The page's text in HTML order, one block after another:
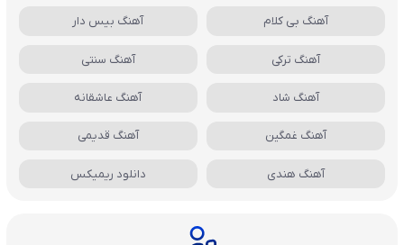
آهنگ بی کلام آهنگ بیس دار
آهنگ ترکی آهنگ سنتی
آهنگ شاد آهنگ عاشقانه
آهنگ غمگین آهنگ قدیمی
آهنگ هندی دانلود ریمیکس